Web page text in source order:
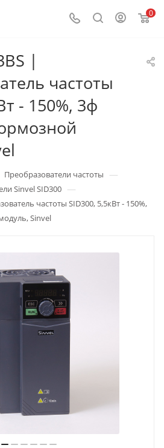
0
|
частоты
- 150%, 3ф
Преобразователи частоты —
Sinvel SID300 —
частоты SID300, 5,5кВт - 150%,
Sinvel